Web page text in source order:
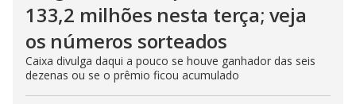
133,2 milhões nesta terça; veja
os números sorteados
Caixa divulga daqui a pouco se houve ganhador das seis
dezenas ou se o prêmio ficou acumulado